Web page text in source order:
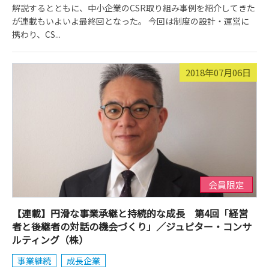
解説するとともに、中小企業のCSR取り組み事例を紹介してきた
が連載もいよいよ最終回となった。 今回は制度の設計・運営に
携わり、CS...
2018年07月06日
会員限定
【連載】円滑な事業承継と持続的な成長 第4回「経営
者と後継者の対話の機会づくり」／ジュピター・コンサ
ルティング（株）
事業継続
成長企業